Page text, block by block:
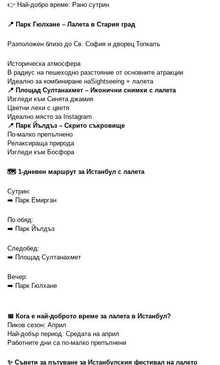
👉 Най-добро време: Рано сутрин
📍 Парк Гюлхане – Лалета в Стария град
Разположен близо до Св. София и дворец Топкапъ
Историческа атмосфера
В радиус на пешеходно разстояние от основните атракции
Идеално за комбиниране наSightseeing + лалета
📍 Площад Султанахмет – Иконични снимки с лалета
Изгледи към Синята джамия
Цветни лехи с цветя
Идеално място за Instagram
📍 Парк Йълдъз – Скрито съкровище
По-малко препълнено
Релаксираща природа
Изгледи към Босфора
🗺️ 1-дневен маршрут за Истанбул с лалета
Сутрин:
➡️ Парк Емирган
По обяд:
➡️ Парк Йълдъз
Следобед:
➡️ Площад Султанахмет
Вечер:
➡️ Парк Гюлхане
📅 Кога е най-доброто време за лалета в Истанбул?
Пиков сезон: Април
Най-добър период: Средата на април
Работните дни са по-малко препълнени
✨ Съвети за пътуване за Истанбулския фестивал на лалето